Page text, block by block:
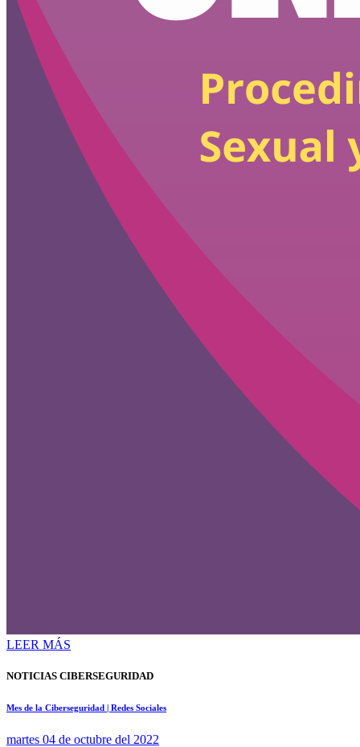
LEER MÁS
NOTICIAS CIBERSEGURIDAD
Mes de la Ciberseguridad | Redes Sociales
martes 04 de octubre del 2022